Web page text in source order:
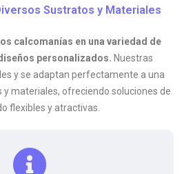
Sustratos y Materiales
calcomanías en una variedad de
personalizados. Nuestras
y se adaptan perfectamente a una
materiales, ofreciendo soluciones de
flexibles y atractivas.